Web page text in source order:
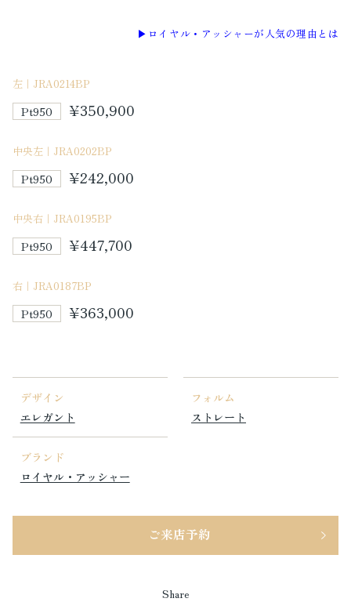
▶︎ロイヤル・アッシャーが人気の理由とは
左｜JRA0214BP
Pt950 ¥350,900
中央左｜JRA0202BP
Pt950 ¥242,000
中央右｜JRA0195BP
Pt950 ¥447,700
右｜JRA0187BP
Pt950 ¥363,000
デザイン
エレガント
フォルム
ストレート
ブランド
ロイヤル・アッシャー
ご来店予約
Share